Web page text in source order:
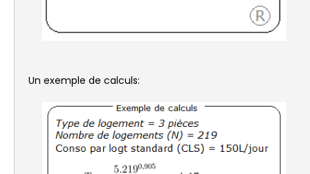
Un exemple de calculs: